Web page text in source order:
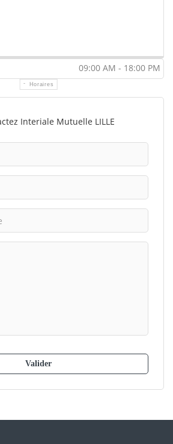
09:00 AM - 18:00 PM
Horaires
Interiale Mutuelle LILLE